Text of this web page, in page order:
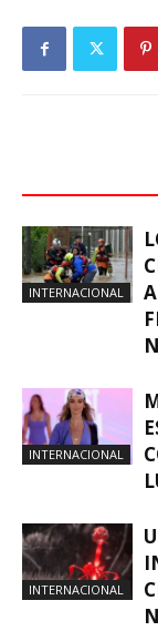
INTERNACIONAL
INTERNACIONAL
INTERNACIONAL